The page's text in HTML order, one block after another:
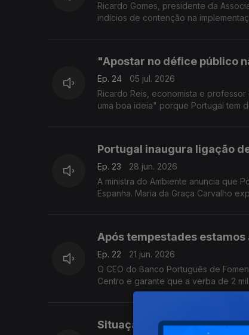
Ricardo Gomes, presidente da
indícios de contenção na
"Apostar no défice público
Ep. 24
05 jul. 2026
Ricardo Reis, economista e
uma boa ideia" porque Portugal tem
Portugal inaugura ligação
Ep. 23
28 jun. 2026
A ministra do Ambiente anuncia que
Espanha. Maria da Graça Carvalho
Após tempestades
Ep. 22
21 jun. 2026
O CEO do Banco Português de
Centro e garante que a verba de 2
Situação no Aeroporto de